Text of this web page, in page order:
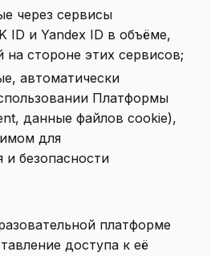
через сервисы
ID и Yandex ID в объёме,
стороне этих сервисов;
автоматически
Платформы
данные файлов cookie),
для
безопасности
платформе
доступа к её